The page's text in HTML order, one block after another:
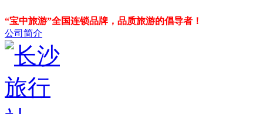
“宝中旅游”全国连锁品牌，品质旅游的倡导者！
公司简介